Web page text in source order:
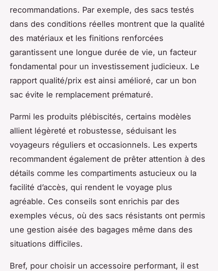
recommandations. Par exemple, des sacs testés
dans des conditions réelles montrent que la qualité
des matériaux et les finitions renforcées
garantissent une longue durée de vie, un facteur
fondamental pour un investissement judicieux. Le
rapport qualité/prix est ainsi amélioré, car un bon
sac évite le remplacement prématuré.
Parmi les produits plébiscités, certains modèles
allient légèreté et robustesse, séduisant les
voyageurs réguliers et occasionnels. Les experts
recommandent également de prêter attention à des
détails comme les compartiments astucieux ou la
facilité d’accès, qui rendent le voyage plus
agréable. Ces conseils sont enrichis par des
exemples vécus, où des sacs résistants ont permis
une gestion aisée des bagages même dans des
situations difficiles.
Bref, pour choisir un accessoire performant, il est